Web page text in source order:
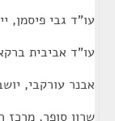
עו"ד גבי פיסמן,
עו"ד אביבית
אבנר עורקבי,
שרון סופר, מרכז